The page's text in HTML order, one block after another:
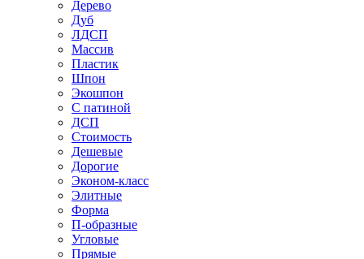
Дерево
Дуб
ЛДСП
Массив
Пластик
Шпон
Экошпон
С патиной
ДСП
Стоимость
Дешевые
Дорогие
Эконом-класс
Элитные
Форма
П-образные
Угловые
Прямые